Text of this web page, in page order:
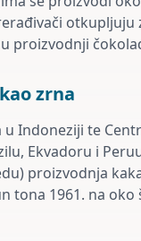
proizvodnji
zrna
Indoneziji te
Ekvadoru i
proizvodnja
tona 1961. na oko